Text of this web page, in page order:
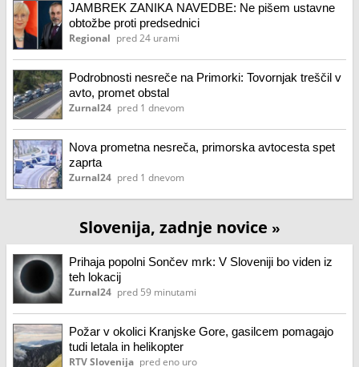
JAMBREK ZANIKA NAVEDBE: Ne pišem ustavne
obtožbe proti predsednici
Regional pred 24 urami
Podrobnosti nesreče na Primorki: Tovornjak treščil v
avto, promet obstal
Zurnal24 pred 1 dnevom
Nova prometna nesreča, primorska avtocesta spet
zaprta
Zurnal24 pred 1 dnevom
Slovenija, zadnje novice »
Prihaja popolni Sončev mrk: V Sloveniji bo viden iz
teh lokacij
Zurnal24 pred 59 minutami
Požar v okolici Kranjske Gore, gasilcem pomagajo
tudi letala in helikopter
RTV Slovenija pred eno uro